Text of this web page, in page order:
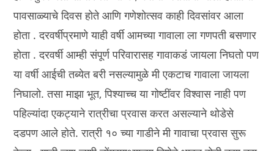
पावसाळ्याचे दिवस होते आणि गणेशोत्सव काही दिवसांवर आला
होता . दरवर्षीप्रमाणे याही वर्षी आमच्या गावाला ला गणपती बसणार
होता . दरवर्षी आम्ही संपूर्ण परिवारासह गावाकडं जायला निघतो पण
या वर्षी आईची तब्येत बरी नसल्यामुळे मी एकटाच गावाला जायला
निघालो. तसा माझा भूत, पिश्याच्च या गोष्टींवर विश्वास नाही पण
पहिल्यांदा एकट्याने रात्रीचा प्रवास करत असल्याने थोडेसे
दडपण आले होते. रात्री १० च्या गाडीने मी गावाचा प्रवास सुरू